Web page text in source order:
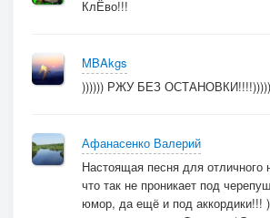
КлЁво!!!
MBAkgs
)))))) РЖУ БЕЗ
Афанасенко Валерий
Настоящая песня для отличного
что так не проникает под
юмор, да ещё и под аккордики!!!